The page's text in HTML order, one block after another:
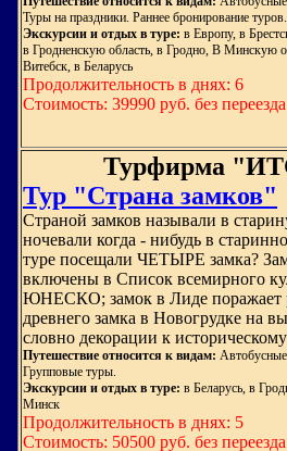
Туры на праздники. Раннее бронирование
Экскурсии и отдых в туре: в Европу, в
в Гродненскую область, в Гродно, В Минскую
Витебск, в Беларусь
Продолжительность в днях: 6
Стоимость: 39990 руб. без переезда
Турфирма
Тур "Страна замков"
Страной замков называли в
ночевали когда - нибудь в
туре посещали ЧЕТЫРЕ замка?
включены в Список всемирного
ЮНЕСКО; замок в Лиде поражает
древнего замка в Новогрудке на
словно декорации к
Путешествие относится к видам:
Групповые туры.
Экскурсии и отдых в туре: в Беларусь, в
Минск
Продолжительность в днях: 5
Стоимость: 50500 руб. без переезда